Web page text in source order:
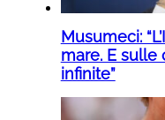
Musumeci:
mare. E sulle
infinite”